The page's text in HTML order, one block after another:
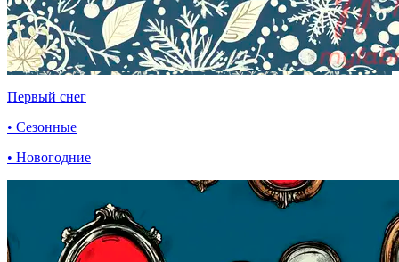
Первый снег
• Сезонные
• Новогодние